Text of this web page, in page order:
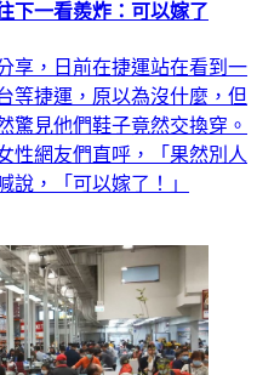
一看羨炸：可以嫁了
享，日前在捷運站在看到一
等捷運，原以為沒什麼，但
驚見他們鞋子竟然交換穿。
性網友們直呼，「果然別人
說，「可以嫁了！」